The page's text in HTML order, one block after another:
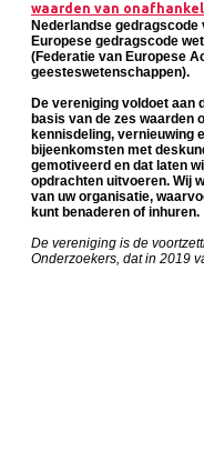
waarden van
Nederlandse
Europese gedragscode
(Federatie van Europese
geesteswetenschappen).
De vereniging voldoet aan
basis van de zes waarden
kennisdeling, vernieuwing
bijeenkomsten met
gemotiveerd en dat laten
opdrachten uitvoeren. Wij
van uw organisatie,
kunt benaderen of inhuren.
De vereniging is de
Onderzoekers, dat in 2019